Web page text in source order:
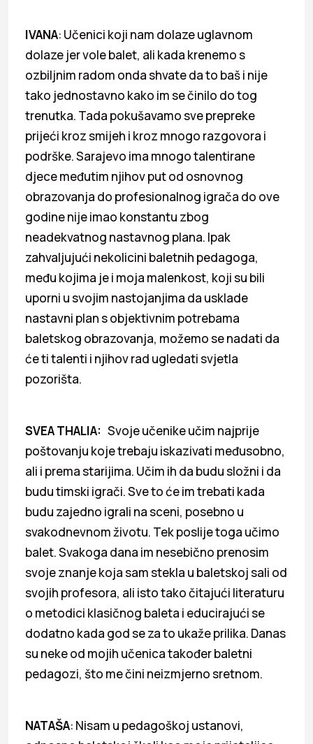
IVANA: Učenici koji nam dolaze uglavnom
dolaze jer vole balet, ali kada krenemo s
ozbiljnim radom onda shvate da to baš i nije
tako jednostavno kako im se činilo do tog
trenutka. Tada pokušavamo sve prepreke
prijeći kroz smijeh i kroz mnogo razgovora i
podrške. Sarajevo ima mnogo talentirane
djece međutim njihov put od osnovnog
obrazovanja do profesionalnog igrača do ove
godine nije imao konstantu zbog
neadekvatnog nastavnog plana. Ipak
zahvaljujući nekolicini baletnih pedagoga,
među kojima je i moja malenkost, koji su bili
uporni u svojim nastojanjima da usklade
nastavni plan s objektivnim potrebama
baletskog obrazovanja, možemo se nadati da
će ti talenti i njihov rad ugledati svjetla
pozorišta.
SVEA THALIA: Svoje učenike učim najprije
poštovanju koje trebaju iskazivati međusobno,
ali i prema starijima. Učim ih da budu složni i da
budu timski igrači. Sve to će im trebati kada
budu zajedno igrali na sceni, posebno u
svakodnevnom životu. Tek poslije toga učimo
balet. Svakoga dana im nesebično prenosim
svoje znanje koja sam stekla u baletskoj sali od
svojih profesora, ali isto tako čitajući literaturu
o metodici klasičnog baleta i educirajući se
dodatno kada god se za to ukaže prilika. Danas
su neke od mojih učenica također baletni
pedagozi, što me čini neizmjerno sretnom.
NATAŠA: Nisam u pedagoškoj ustanovi,